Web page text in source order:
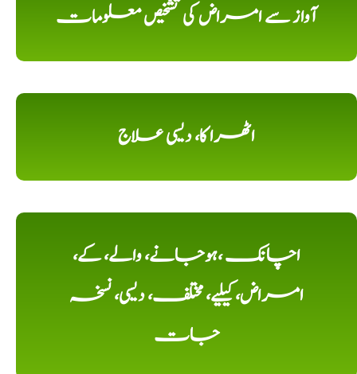
آواز سے امراض کی تشخیص معلومات
اٹھرا کا، دیسی علاج
اچانک ،ہوجانے، والے، کے،
امراض، کیلیے، مختلف، دیسی، نسخہ
جات